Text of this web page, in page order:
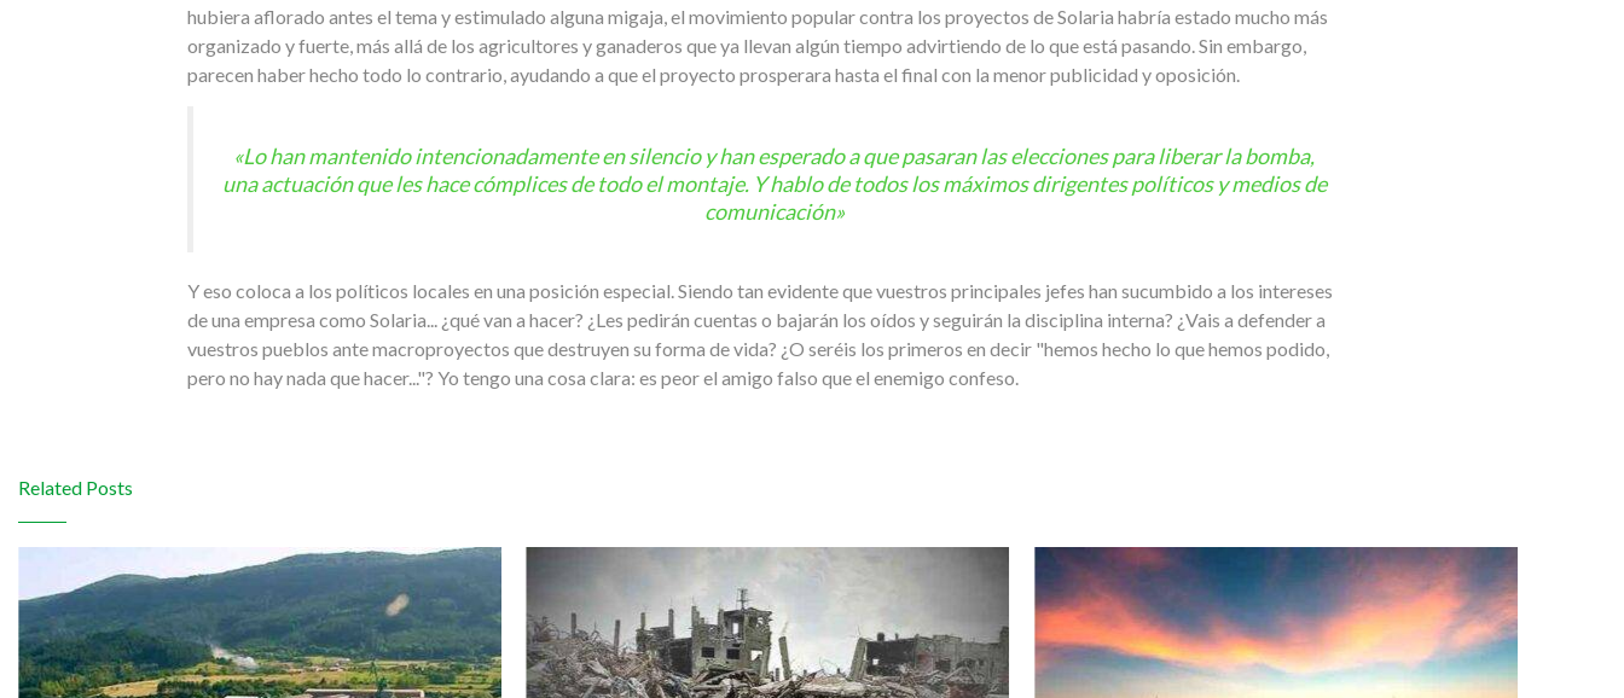
hubiera aflorado antes el tema y estimulado alguna migaja, el movimiento popular contra los proyectos de Solaria habría estado mucho más
organizado y fuerte, más allá de los agricultores y ganaderos que ya llevan algún tiempo advirtiendo de lo que está pasando. Sin embargo,
parecen haber hecho todo lo contrario, ayudando a que el proyecto prosperara hasta el final con la menor publicidad y oposición.
«Lo han mantenido intencionadamente en silencio y han esperado a que pasaran las elecciones para liberar la bomba,
una actuación que les hace cómplices de todo el montaje. Y hablo de todos los máximos dirigentes políticos y medios de
comunicación»
Y eso coloca a los políticos locales en una posición especial. Siendo tan evidente que vuestros principales jefes han sucumbido a los intereses
de una empresa como Solaria... ¿qué van a hacer? ¿Les pedirán cuentas o bajarán los oídos y seguirán la disciplina interna? ¿Vais a defender a
vuestros pueblos ante macroproyectos que destruyen su forma de vida? ¿O seréis los primeros en decir "hemos hecho lo que hemos podido,
pero no hay nada que hacer..."? Yo tengo una cosa clara: es peor el amigo falso que el enemigo confeso.
Related Posts